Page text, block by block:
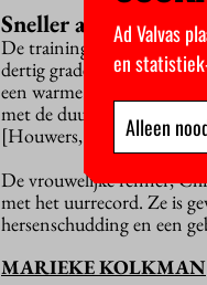
Sneller afkoelen
De training van de
dertig graden in de fiets”,
een warme klimaatkamer,
met de duurtraining dan
[Houwers, de renner;
De vrouwelijke renner,
met het uurrecord. Ze is
hersenschudding en een
MARIEKE KOLKMAN
Ad Valvas
en
Alleen